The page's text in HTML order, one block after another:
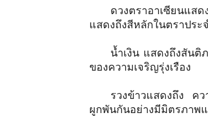
ดวงตราอาเซียนแส
แสดงถึงสีหลักในตราประ
น้ำเงิน แสดงถึงสัน
ของความเจริญรุ่งเรือง
รวงข้าวแสดงถึง คว
ผูกพันกันอย่างมีมิตรภาพแ